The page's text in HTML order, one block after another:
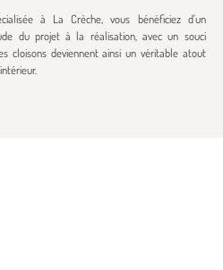
à La Crèche, vous bénéficiez d’un
du projet à la réalisation, avec un souci
cloisons deviennent ainsi un véritable atout